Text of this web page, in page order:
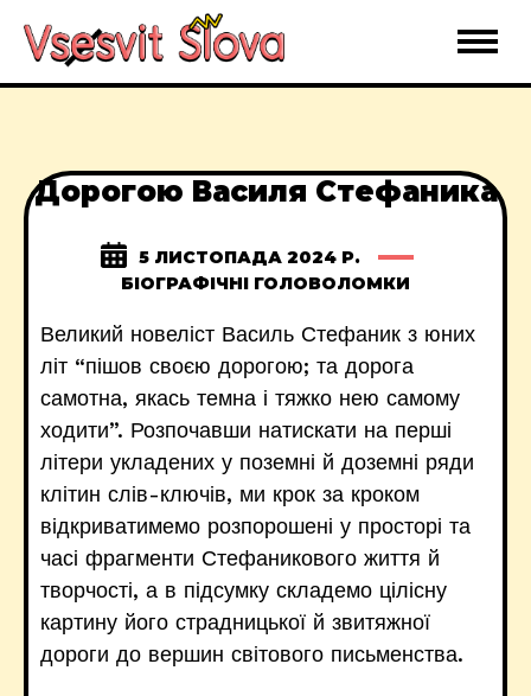
Дорогою Василя Стефаника
5 ЛИСТОПАДА 2024 Р.
БІОГРАФІЧНІ ГОЛОВОЛОМКИ
Великий новеліст Василь Стефаник з юних
літ “пішов своєю дорогою; та дорога
самотна, якась темна і тяжко нею самому
ходити”. Розпочавши натискати на перші
літери укладених у поземні й доземні ряди
клітин слів-ключів, ми крок за кроком
відкриватимемо розпорошені у просторі та
часі фрагменти Стефаникового життя й
творчості, а в підсумку складемо цілісну
картину його страдницької й звитяжної
дороги до вершин світового письменства.